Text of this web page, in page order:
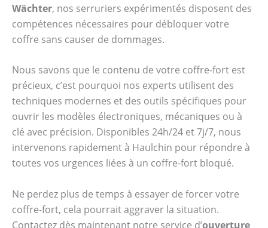
Wächter, nos serruriers expérimentés disposent des
compétences nécessaires pour débloquer votre
coffre sans causer de dommages.
Nous savons que le contenu de votre coffre-fort est
précieux, c’est pourquoi nos experts utilisent des
techniques modernes et des outils spécifiques pour
ouvrir les modèles électroniques, mécaniques ou à
clé avec précision. Disponibles 24h/24 et 7j/7, nous
intervenons rapidement à Haulchin pour répondre à
toutes vos urgences liées à un coffre-fort bloqué.
Ne perdez plus de temps à essayer de forcer votre
coffre-fort, cela pourrait aggraver la situation.
Contactez dès maintenant notre service d’ouverture